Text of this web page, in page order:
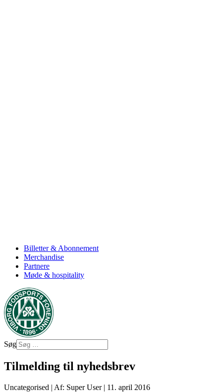
Billetter & Abonnement
Merchandise
Partnere
Møde & hospitality
Søg
Tilmelding til nyhedsbrev
Uncategorised | Af: Super User | 11. april 2016